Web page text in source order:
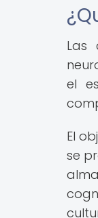
Las
el
El
se